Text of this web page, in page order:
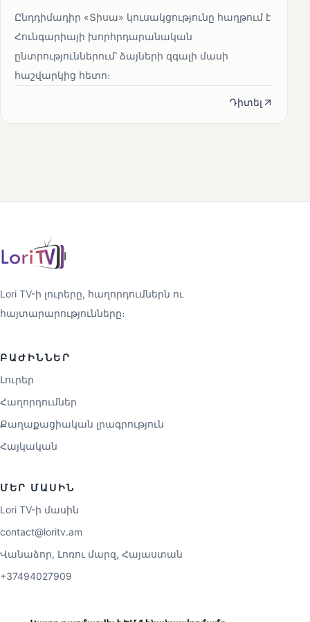
Ընդդիմադիր «Տիսա» կուսակցությունը հաղթում է
Հունգարիայի խորհրդարանական
ընտրություններում՝ ձայների զգալի մասի
հաշվարկից հետո։
Դիտել
Lori TV-ի լուրերը, հաղորդումներն ու
հայտարարությունները։
ԲԱԺԻՆՆԵՐ
Լուրեր
Հաղորդումներ
Քաղաքացիական լրագրություն
Հայկական
ՄԵՐ ՄԱՍԻՆ
Lori TV-ի մասին
contact@loritv.am
Վանաձոր, Լոռու մարզ, Հայաստան
+37494027909